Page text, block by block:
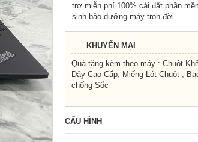
trợ miễn phí 100% cài đặt phần
sinh bảo dưỡng máy trọn đời.
KHUYẾN MẠI
Quà tặng kèm theo máy : Chuột
Dây Cao Cấp, Miếng Lót Chuột ,
chống Sốc
CẤU HÌNH